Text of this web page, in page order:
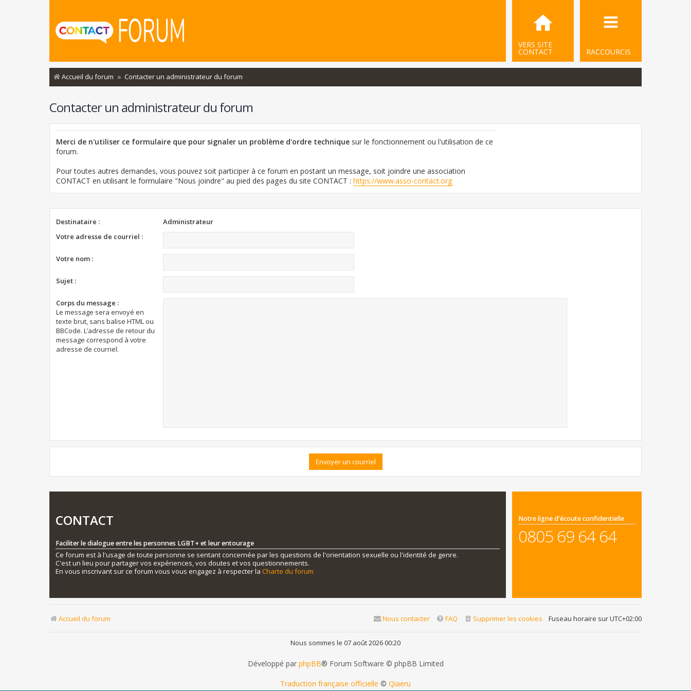
RACCOURCIS
VERS SITE
CONTACT
Accueil du forum Contacter un administrateur du forum
Contacter un administrateur du forum
Merci de n'utiliser ce formulaire que pour signaler un problème d'ordre technique sur le fonctionnement ou l'utilisation de ce
forum.
Pour toutes autres demandes, vous pouvez soit participer à ce forum en postant un message, soit joindre une association
CONTACT en utilisant le formulaire "Nous joindre" au pied des pages du site CONTACT : https://www.asso-contact.org
Destinataire :
Administrateur
Votre adresse de courriel :
Votre nom :
Sujet :
Corps du message :
Le message sera envoyé en
texte brut, sans balise HTML ou
BBCode. L’adresse de retour du
message correspond à votre
adresse de courriel.
CONTACT
Faciliter le dialogue entre les personnes LGBT+ et leur entourage
Ce forum est à l'usage de toute personne se sentant concernée par les questions de l'orientation sexuelle ou l'identité de genre.
C'est un lieu pour partager vos expériences, vos doutes et vos questionnements.
En vous inscrivant sur ce forum vous vous engagez à respecter la Charte du forum
Notre ligne d'écoute confidentielle
0805 69 64 64
Accueil du forum Fuseau horaire surUTC+02:00
Supprimer les cookies
FAQ
Nous contacter
Nous sommes le 07 août 2026 00:20
Développé par phpBB® Forum Software © phpBB Limited
Traduction française officielle © Qiaeru